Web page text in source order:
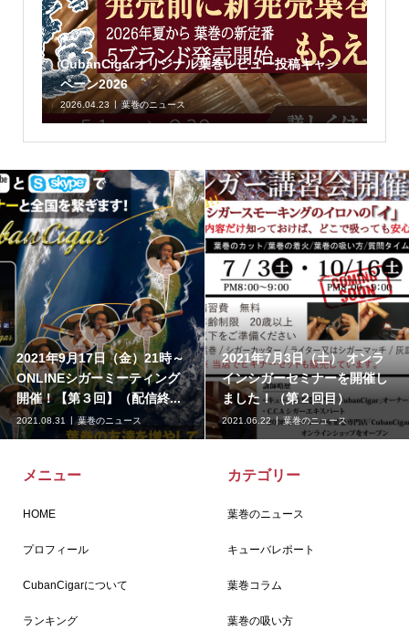
CubanCigarオリジナル葉巻レビュー投稿キャン
ペーン2026
2026.04.23 葉巻のニュース
2021年4月17日（土） オンラ
インシガーセミナーを開催し
ました
2021.03.19 葉巻のニュース
葉巻は体に害があるか？
2020.07.10 葉巻コラム
メニュー
HOME
プロフィール
CubanCigarについて
ランキング
カテゴリー
葉巻のニュース
キューバレポート
葉巻コラム
葉巻の吸い方